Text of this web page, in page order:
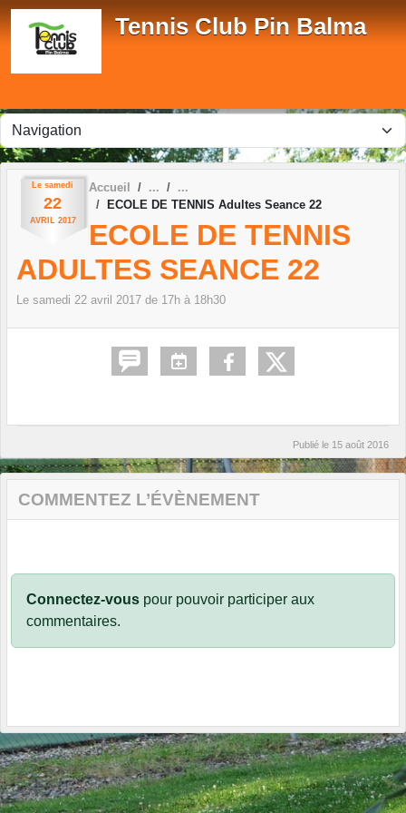
Tennis Club Pin Balma
Le samedi
22
AVRIL 2017
Accueil
ECOLE DE TENNIS Adultes Seance 22
ECOLE DE TENNIS
ADULTES SEANCE 22
Le samedi 22 avril 2017 de 17h à 18h30
Publié le 15 août 2016
COMMENTEZ L’ÉVÈNEMENT
Connectez-vous pour pouvoir participer aux
commentaires.
Panneau de gestion des cookies